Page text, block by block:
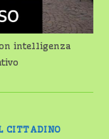
intelligenza
CITTADINO